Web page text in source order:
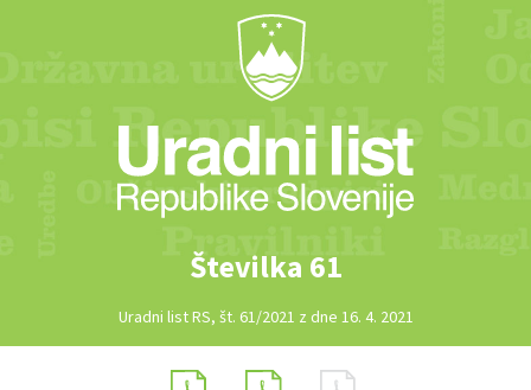
Številka 61
Uradni list RS, št. 61/2021 z dne 16. 4. 2021